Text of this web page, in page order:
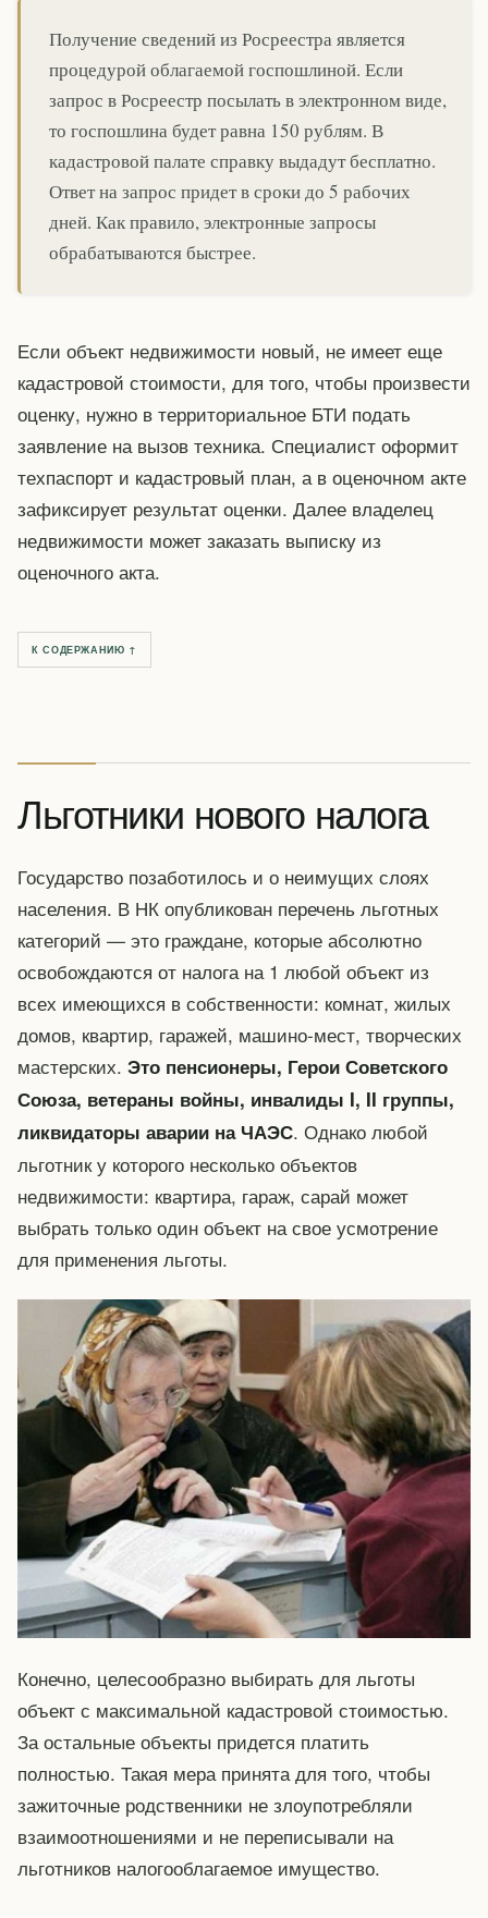
Получение сведений из Росреестра является
процедурой облагаемой госпошлиной. Если
запрос в Росреестр посылать в электронном виде,
то госпошлина будет равна 150 рублям. В
кадастровой палате справку выдадут бесплатно.
Ответ на запрос придет в сроки до 5 рабочих
дней. Как правило, электронные запросы
обрабатываются быстрее.
Если объект недвижимости новый, не имеет еще
кадастровой стоимости, для того, чтобы произвести
оценку, нужно в территориальное БТИ подать
заявление на вызов техника. Специалист оформит
техпаспорт и кадастровый план, а в оценочном акте
зафиксирует результат оценки. Далее владелец
недвижимости может заказать выписку из
оценочного акта.
К СОДЕРЖАНИЮ ↑
Льготники нового налога
Государство позаботилось и о неимущих слоях
населения. В НК опубликован перечень льготных
категорий — это граждане, которые абсолютно
освобождаются от налога на 1 любой объект из
всех имеющихся в собственности: комнат, жилых
домов, квартир, гаражей, машино-мест, творческих
мастерских. Это пенсионеры, Герои Советского
Союза, ветераны войны, инвалиды I, II группы,
ликвидаторы аварии на ЧАЭС. Однако любой
льготник у которого несколько объектов
недвижимости: квартира, гараж, сарай может
выбрать только один объект на свое усмотрение
для применения льготы.
Конечно, целесообразно выбирать для льготы
объект с максимальной кадастровой стоимостью.
За остальные объекты придется платить
полностью. Такая мера принята для того, чтобы
зажиточные родственники не злоупотребляли
взаимоотношениями и не переписывали на
льготников налогооблагаемое имущество.